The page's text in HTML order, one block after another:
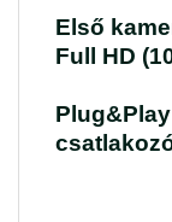
Első
Full HD